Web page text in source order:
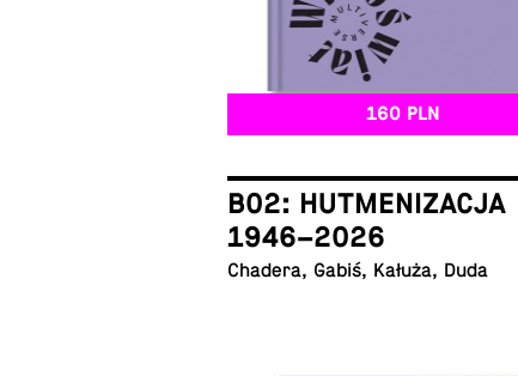
160 PLN
B02: HUTMENIZACJA
1946–2026
Chadera, Gabiś, Kałuża, Duda